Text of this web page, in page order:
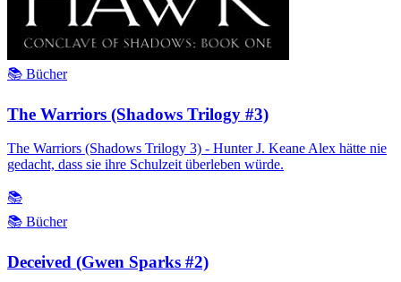
📚 Bücher
The Warriors (Shadows Trilogy #3)
The Warriors (Shadows Trilogy 3) - Hunter J. Keane Alex hätte nie
gedacht, dass sie ihre Schulzeit überleben würde.
📚
📚 Bücher
Deceived (Gwen Sparks #2)